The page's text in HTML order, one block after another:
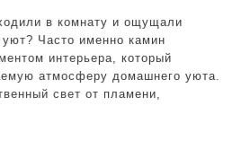
уют
и
тепло
в
Часто именно камин
интерьера, который
атмосферу домашнего уюта.
свет от пламени,